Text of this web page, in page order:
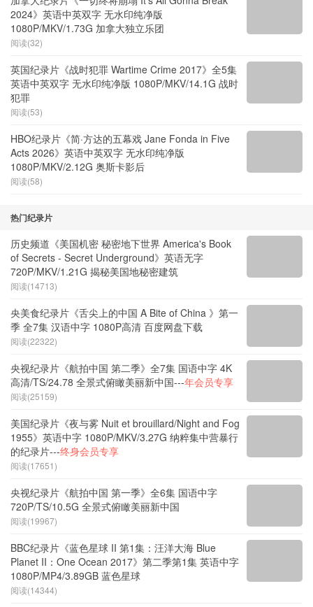
加拿大纪录片《一切终将崩塌 It's All Gonna Break
2024》英语中英双字 无水印纯净版
1080P/MKV/1.73G 加拿大独立乐团
阅读(32)
英国纪录片《战时犯罪 Wartime Crime 2017》全5集
英语中英双字 无水印纯净版 1080P/MKV/14.1G 战时
犯罪
HBO纪录片《简·方达的五幕戏 Jane Fonda in Five
Acts 2026》英语中英双字 无水印纯净版
1080P/MKV/2.12G 奥斯卡影后
热门纪录片
历史频道《美国机密 秘密地下世界 America's Book
of Secrets - Secret Underground》英语无字
720P/MKV/1.21G 揭秘美国地秘密建筑
阅读(14713)
央美食纪录片《舌尖上的中国 A Bite of China 》第一
季 全7集 汉语中字 1080P高清 百度网盘下载
阅读(22322)
央视纪录片《航拍中国 第二季》全7集 国语中字 4K
高清/TS/24.78 全景式俯瞰美丽新中国---
阅读(25159)
美国纪录片《夜与雾 Nuit et brouillard/Night and Fog
1955》英语中字 1080P/MKV/3.27G 纳粹集中营暴行
的纪录片---
阅读(17651)
央视纪录片《航拍中国 第一季》全6集 国语中字
720P/TS/10.5G 全景式俯瞰美丽新中国
阅读(19967)
BBC纪录片《蓝色星球 II 第1集：汪洋大海 Blue
Planet II：One Ocean 2017》第二季第1集 英语中字
1080P/MP4/3.89GB 蓝色星球